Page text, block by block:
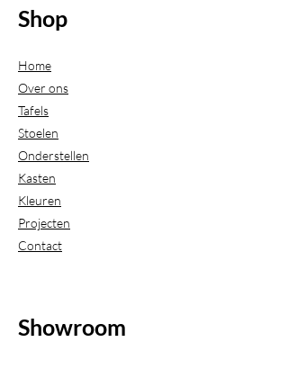
Shop
Home
Over ons
Tafels
Stoelen
Onderstellen
Kasten
Kleuren
Projecten
Contact
Showroom